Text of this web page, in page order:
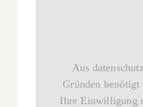
Aus
Gründen
Ihre Einwilligung